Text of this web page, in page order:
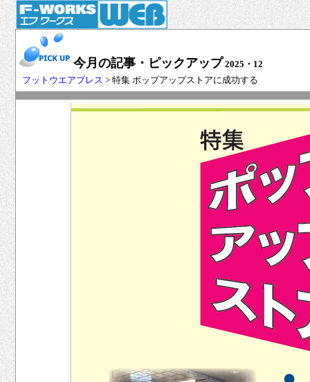
今月の記事・ピックアップ 2025・12
フットウエアプレス > 特集 ポップアップストアに成功する